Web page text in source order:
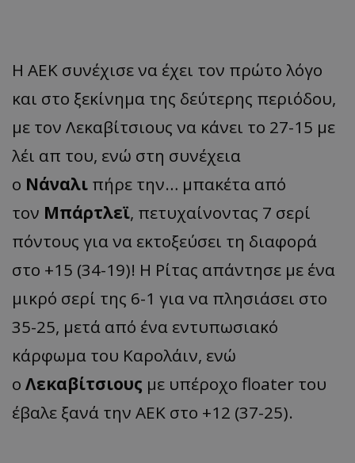
Η ΑΕΚ συνέχισε να έχει τον πρώτο λόγο
και στο ξεκίνημα της δεύτερης περιόδου,
με τον Λεκαβίτσιους να κάνει το 27-15 με
λέι απ του, ενώ στη συνέχεια
ο Νάναλι πήρε την… μπακέτα από
τον Μπάρτλεϊ, πετυχαίνοντας 7 σερί
πόντους για να εκτοξεύσει τη διαφορά
στο +15 (34-19)! Η Ρίτας απάντησε με ένα
μικρό σερί της 6-1 για να πλησιάσει στο
35-25, μετά από ένα εντυπωσιακό
κάρφωμα του Καρολάιν, ενώ
ο Λεκαβίτσιους με υπέροχο floater του
έβαλε ξανά την ΑΕΚ στο +12 (37-25).